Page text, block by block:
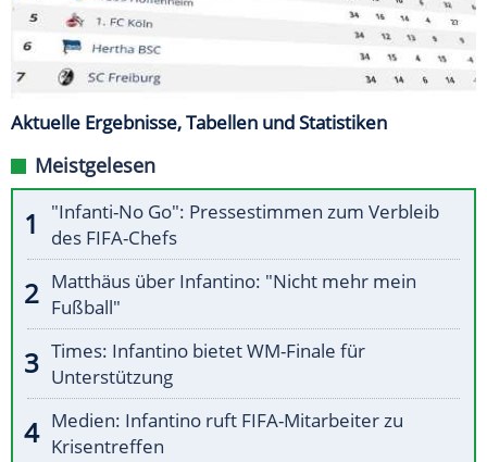
Aktuelle Ergebnisse, Tabellen und Statistiken
Meistgelesen
"Infanti-No Go": Pressestimmen zum Verbleib
des FIFA-Chefs
Matthäus über Infantino: "Nicht mehr mein
Fußball"
Times: Infantino bietet WM-Finale für
Unterstützung
Medien: Infantino ruft FIFA-Mitarbeiter zu
Krisentreffen